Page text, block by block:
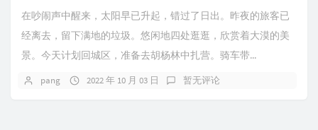
在吵闹声中醒来，太阳早已升起，错过了日出。昨夜的旅客已
经离去，留下满地的垃圾。悠闲地四处逛逛，欣赏着大漠的美
景。今天计划回城区，准备去胡杨林中扎营。骑车带...
pang 2022 年 10 月 03 日 暂无评论